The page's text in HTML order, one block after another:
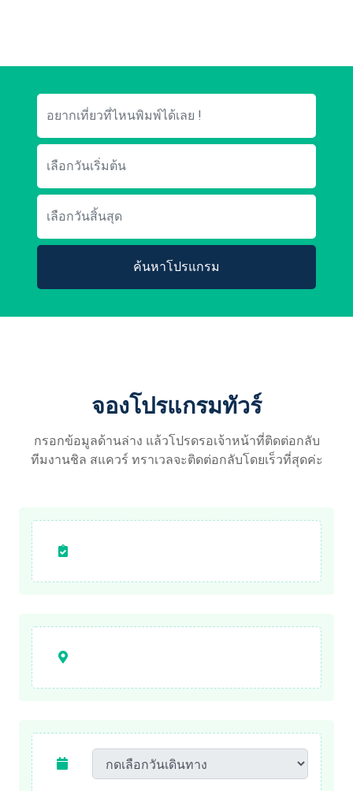
ค้นหาโปรแกรม
จองโปรแกรมทัวร์
กรอกข้อมูลด้านล่าง แล้วโปรดรอเจ้าหน้าที่ติดต่อกลับ
ทีมงานชิล สแควร์ ทราเวลจะติดต่อกลับโดยเร็วที่สุดค่ะ